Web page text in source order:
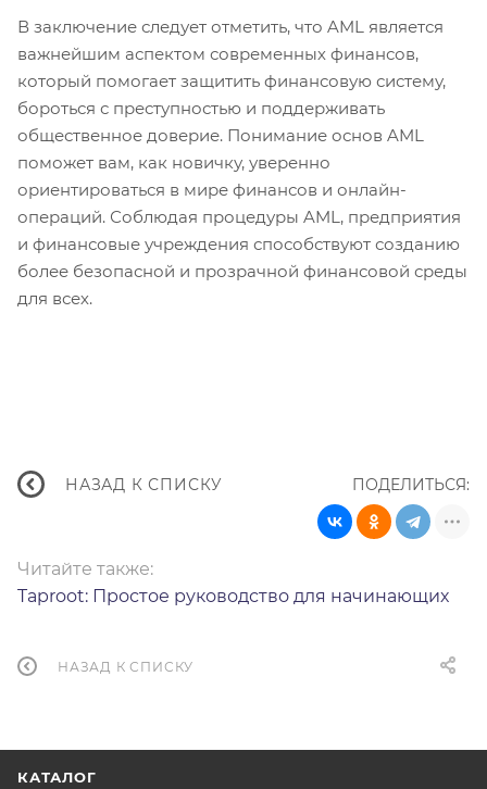
В заключение следует отметить, что AML является
важнейшим аспектом современных финансов,
который помогает защитить финансовую систему,
бороться с преступностью и поддерживать
общественное доверие. Понимание основ AML
поможет вам, как новичку, уверенно
ориентироваться в мире финансов и онлайн-
операций. Соблюдая процедуры AML, предприятия
и финансовые учреждения способствуют созданию
более безопасной и прозрачной финансовой среды
для всех.
НАЗАД К СПИСКУ
Читайте также:
Taproot: Простое руководство для начинающих
ПОДЕЛИТЬСЯ:
НАЗАД К СПИСКУ
КАТАЛОГ